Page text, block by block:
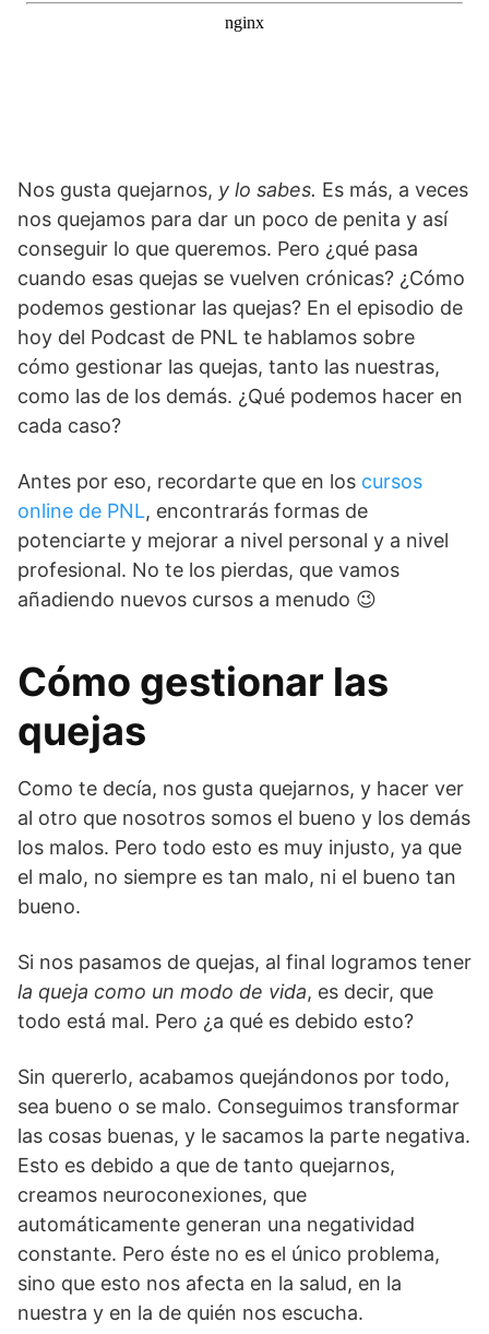
Nos gusta quejarnos, y lo sabes. Es más, a veces
nos quejamos para dar un poco de penita y así
conseguir lo que queremos. Pero ¿qué pasa
cuando esas quejas se vuelven crónicas? ¿Cómo
podemos gestionar las quejas? En el episodio de
hoy del Podcast de PNL te hablamos sobre
cómo gestionar las quejas, tanto las nuestras,
como las de los demás. ¿Qué podemos hacer en
cada caso?
Antes por eso, recordarte que en los cursos
online de PNL, encontrarás formas de
potenciarte y mejorar a nivel personal y a nivel
profesional. No te los pierdas, que vamos
añadiendo nuevos cursos a menudo 😉
Cómo gestionar las
quejas
Como te decía, nos gusta quejarnos, y hacer ver
al otro que nosotros somos el bueno y los demás
los malos. Pero todo esto es muy injusto, ya que
el malo, no siempre es tan malo, ni el bueno tan
bueno.
Si nos pasamos de quejas, al final logramos tener
la queja como un modo de vida, es decir, que
todo está mal. Pero ¿a qué es debido esto?
Sin quererlo, acabamos quejándonos por todo,
sea bueno o se malo. Conseguimos transformar
las cosas buenas, y le sacamos la parte negativa.
Esto es debido a que de tanto quejarnos,
creamos neuroconexiones, que
automáticamente generan una negatividad
constante. Pero éste no es el único problema,
sino que esto nos afecta en la salud, en la
nuestra y en la de quién nos escucha.